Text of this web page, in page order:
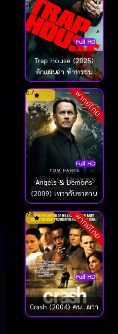
Full HD
Trap House (2025)
ดักแผนล่า ท้าทรชน
พากย์ไทย
Full HD
6.7
Angels & Demons
(2009) เทวากับซาตาน
พากย์ไทย
Full HD
7.8
Crash (2004) คน…ผวา